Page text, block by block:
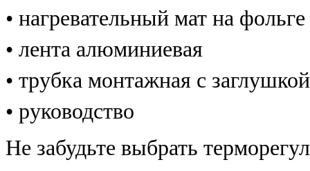
• нагревательный мат на фольге
• лента алюминиевая
• трубка монтажная с заглушкой
• руководство
Не забудьте выбрать